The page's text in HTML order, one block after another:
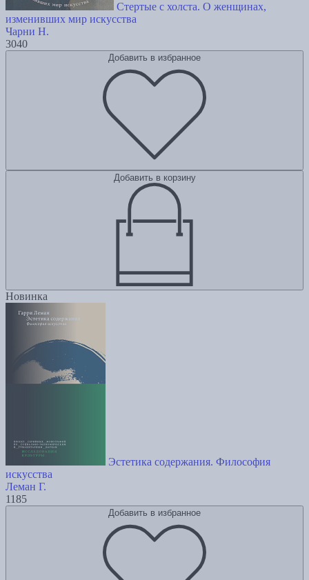
Стертые с холста. О женщинах,
изменивших мир искусства
Чарни Н.
3040
Добавить в избранное
Добавить в корзину
Новинка
Эстетика содержания. Философия
искусства
Леман Г.
1185
Добавить в избранное